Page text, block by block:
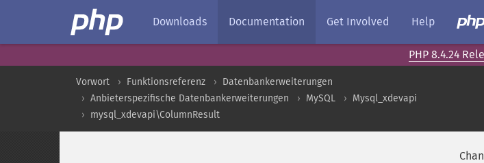
Downloads Documentation Get Involved Help
PHP 8.4.24
Vorwort Funktionsreferenz
Datenbankerweiterungen
Anbieterspezifische Datenbankerweiterungen
MySQL
Mysql_xdevapi
mysql_xdevapi\ColumnResult